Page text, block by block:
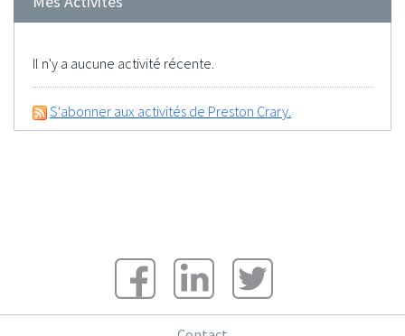
Il n'y a aucune activité récente.
S'abonner aux activités de Preston Crary.